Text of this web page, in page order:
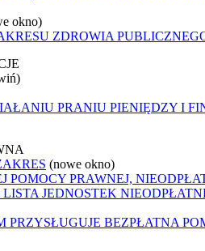
okno)
ZDROWIA
PRANIU PIENIĘDZY I
(nowe okno)
POMOCY PRAWNEJ,
JEDNOSTEK
PRZYSŁUGUJE BEZPŁATNA